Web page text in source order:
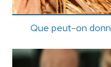
Que peut-on